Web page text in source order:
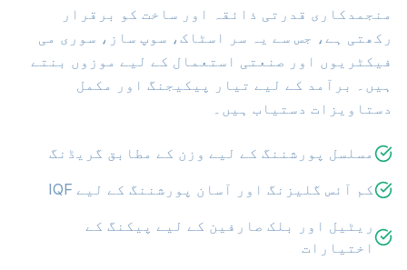
منجمدکاری قدرتی ذائقہ اور ساخت کو برقرار
رکھتی ہے، جس سے یہ سر اسٹاک، سوپ ساز، سوری می
فیکٹریوں اور صنعتی استعمال کے لیے موزوں بنتے
ہیں۔ برآمد کے لیے تیار پیکیجنگ اور مکمل
دستاویزات دستیاب ہیں۔
مسلسل پورشننگ کے لیے وزن کے مطابق گریڈنگ
کم آئس گلیزنگ اور آسان پورشننگ کے لیے IQF
ریٹیل اور بلک صارفین کے لیے پیکنگ کے
اختیارات